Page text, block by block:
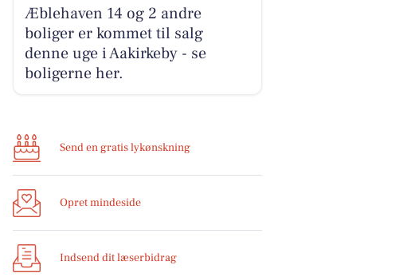
Æblehaven 14 og 2 andre
boliger er kommet til salg
denne uge i Aakirkeby - se
boligerne her.
Send en gratis lykønskning
Opret mindeside
Indsend dit læserbidrag